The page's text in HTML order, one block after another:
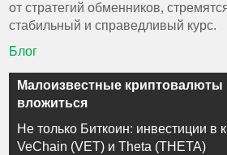
от стратегий обменников,
стабильный и справедливый курс.
Блог
Навигация
по
записям
Малоизвестные криптовалюты
вложиться
Не только Биткоин: инвестиции в
VeChain (VET) и Theta (THETA)